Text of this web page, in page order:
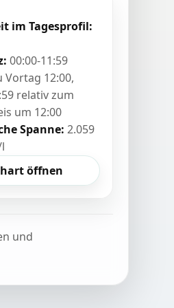
im Tagesprofil:
00:00-11:59
Vortag 12:00,
relativ zum
um 12:00
Spanne: 2.059
öffnen
und